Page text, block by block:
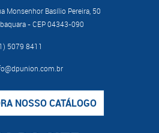
Monsenhor Basílio Pereira, 50
- CEP 04343-090
5079 8411
NOSSO CATÁLOGO